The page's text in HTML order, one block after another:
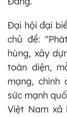
Đại hội đại
chủ đề:
hùng, xây
toàn diện,
mạng, chính
sức mạnh
Việt Nam xã